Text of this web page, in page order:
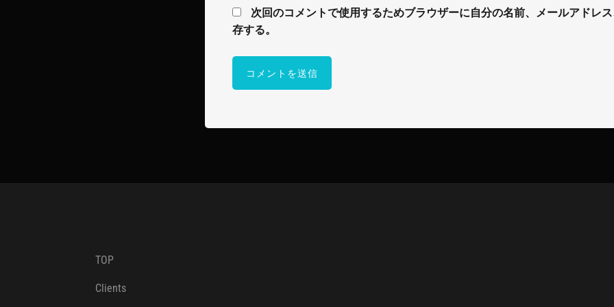
次回のコメントで使用するためブラウザーに自分の名前、メールアドレ
存する。
TOP
Clients